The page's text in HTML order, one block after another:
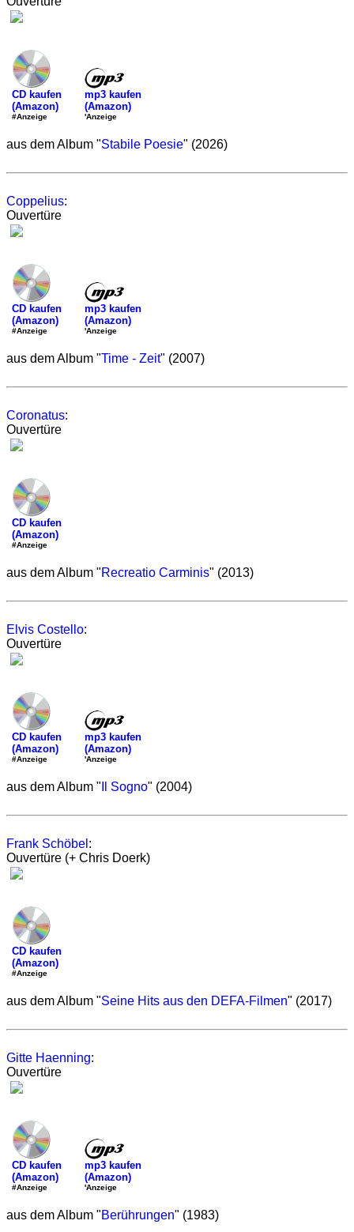
CD kaufen
(Amazon)
#Anzeige
mp3 kaufen
(Amazon)
'Anzeige
aus dem Album "Stabile Poesie" (2026)
Coppelius:
Ouvertüre
CD kaufen
(Amazon)
#Anzeige
mp3 kaufen
(Amazon)
'Anzeige
aus dem Album "Time - Zeit" (2007)
Coronatus:
Ouvertüre
CD kaufen
(Amazon)
#Anzeige
aus dem Album "Recreatio Carminis" (2013)
Elvis Costello:
Ouvertüre
CD kaufen
(Amazon)
#Anzeige
mp3 kaufen
(Amazon)
'Anzeige
aus dem Album " Il Sogno" (2004)
Frank Schöbel :
Ouvertüre (+ Chris Doerk)
CD kaufen
(Amazon)
#Anzeige
aus dem Album "Seine Hits aus den DEFA-Filmen" (2017)
Gitte Haenning:
Ouvertüre
CD kaufen
(Amazon)
#Anzeige
mp3 kaufen
(Amazon)
'Anzeige
aus dem Album "Berührungen" (1983)